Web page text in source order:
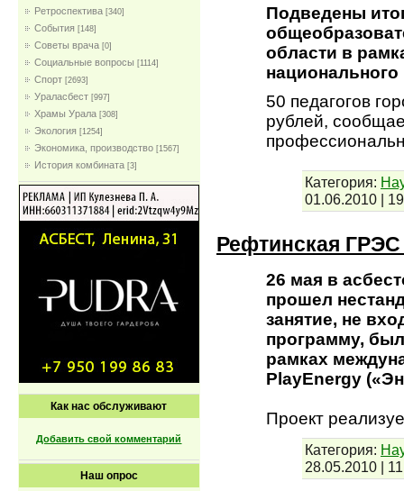
Ретроспектива [340]
События [148]
Советы врача [0]
Социальные вопросы [1114]
Спорт [2693]
Ураласбест [997]
Храмы Урала [308]
Экология [1254]
Экономика, производство [1567]
История комбината [3]
Как нас обслуживают
Добавить свой комментарий
Наш опрос
Подведены
области в
50 педагогов
рублей,
Категория:
01.06.2010 |
Рефтинская
26 мая в
прошел
занятие, не
программу,
рамках
PlayEnergy
Проект
Категория:
28.05.2010 |